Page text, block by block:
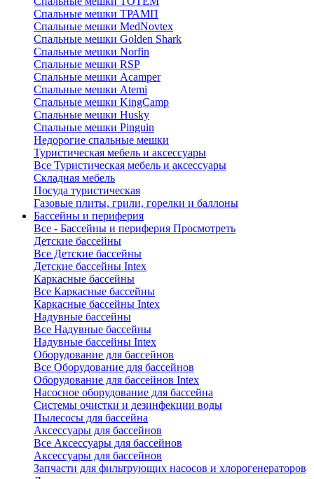
Спальные мешки ТРАМП
Cпальные мешки MedNovtex
Спальные мешки Golden Shark
Спальные мешки Norfin
Спальные мешки RSP
Спальные мешки Acamper
Спальные мешки Atemi
Спальные мешки KingCamp
Спальные мешки Husky
Спальные мешки Pinguin
Недорогие спальные мешки
Туристическая мебель и аксессуары
Все Туристическая мебель и аксессуары
Складная мебель
Посуда туристическая
Газовые плиты, грили, горелки и баллоны
Бассейны и периферия
Все - Бассейны и периферия Просмотреть
Детские бассейны
Все Детские бассейны
Детские бассейны Intex
Каркасные бассейны
Все Каркасные бассейны
Каркасные бассейны Intex
Надувные бассейны
Все Надувные бассейны
Надувные бассейны Intex
Оборудование для бассейнов
Все Оборудование для бассейнов
Оборудование для бассейнов Intex
Насосное оборудование для бассейна
Системы очистки и дезинфекции воды
Пылесосы для бассейна
Аксессуары для бассейнов
Все Аксессуары для бассейнов
Аксессуары для бассейнов
Запчасти для фильтрующих насосов и хлорогенераторов